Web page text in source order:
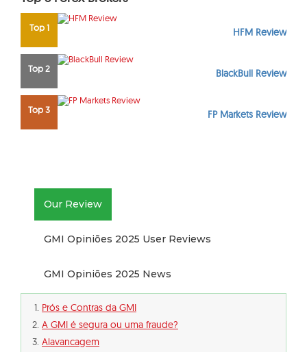
Top 1 HFM Review
Top 2 BlackBull Review
Top 3 FP Markets Review
Our Review
GMI Opiniões 2025 User Reviews
GMI Opiniões 2025 News
Prós e Contras da GMI
A GMI é segura ou uma fraude?
Alavancagem